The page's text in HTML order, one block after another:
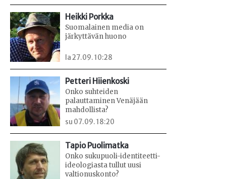
Heikki Porkka
Suomalainen media on
järkyttävän huono
la 27.09. 10:28
Petteri Hiienkoski
Onko suhteiden
palauttaminen Venäjään
mahdollista?
su 07.09. 18:20
Tapio Puolimatka
Onko sukupuoli-identiteetti-
ideologiasta tullut uusi
valtionuskonto?